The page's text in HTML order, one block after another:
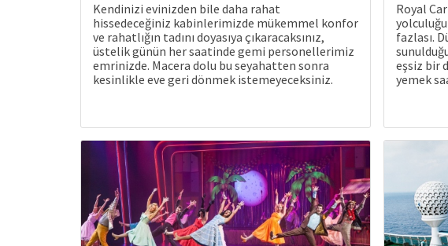
Kendinizi evinizden bile daha rahat
hissedeceğiniz kabinlerimizde mükemmel konfor
ve rahatlığın tadını doyasıya çıkaracaksınız,
üstelik günün her saatinde gemi personellerimiz
emrinizde. Macera dolu bu seyahatten sonra
kesinlikle eve geri dönmek istemeyeceksiniz.
Royal
fazlası.
eşsiz bir
yemek